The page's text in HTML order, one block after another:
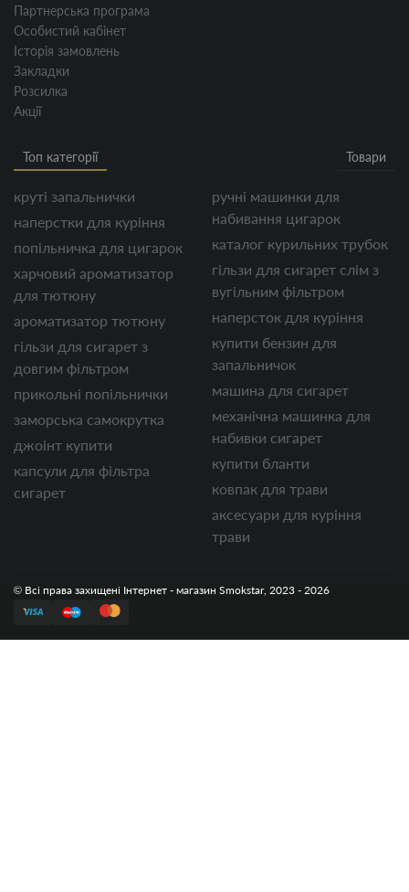
Партнерська програма
Особистий кабінет
Історія замовлень
Закладки
Розсилка
Акції
Топ категорії Товари
круті запальнички
наперстки для куріння
попільничка для цигарок
харчовий ароматизатор
для тютюну
ароматизатор тютюну
гільзи для сигарет з
довгим фільтром
прикольні попільнички
заморська самокрутка
джоінт купити
капсули для фільтра
сигарет
ручні машинки для
набивання цигарок
каталог курильних трубок
гільзи для сигарет слім з
вугільним фільтром
наперсток для куріння
купити бензин для
запальничок
машина для сигарет
механічна машинка для
набивки сигарет
купити бланти
ковпак для трави
аксесуари для куріння
трави
© Всі права захищені Інтернет - магазин Smokstar, 2023 - 2026